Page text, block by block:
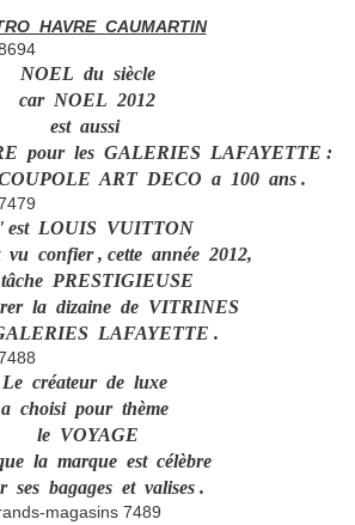
HAVRE CAUMARTIN
NOEL du siècle
car NOEL 2012
est aussi
pour les GALERIES LAFAYETTE :
ART DECO a 100 ans .
est LOUIS VUITTON
vu confier , cette année 2012,
PRESTIGIEUSE
la dizaine de VITRINES
LAFAYETTE .
Le créateur de luxe
a choisi pour thème
le VOYAGE
la marque est célèbre
ses bagages et valises .